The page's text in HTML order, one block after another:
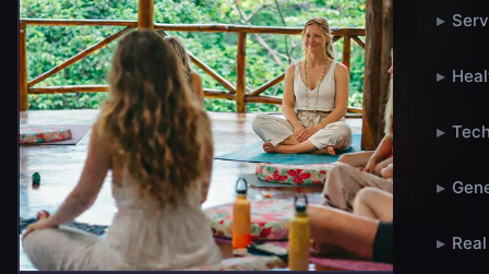
▸
▸
▸
▸
▸